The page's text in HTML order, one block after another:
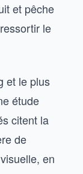
et pêche
le
et le plus
étude
citent la
de
en